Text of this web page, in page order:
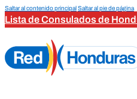
Saltar al contenido principalSaltar al pie de página
Lista de Consulados de